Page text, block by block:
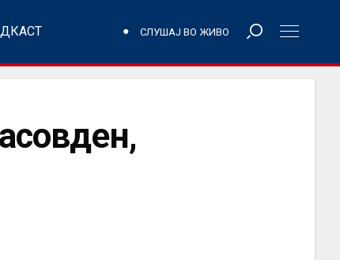
СЛУШАЈ ВО ЖИВО